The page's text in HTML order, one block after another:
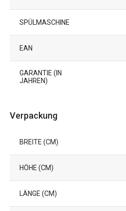
SPÜLMASCHINE
EAN
GARANTIE (IN
JAHREN)
Verpackung
BREITE (CM)
HÖHE (CM)
LÄNGE (CM)